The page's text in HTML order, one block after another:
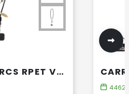
CARRYLOOP RCS RPET VERSTELBARE LANYARD MET TELEFOONHOUDER
44626